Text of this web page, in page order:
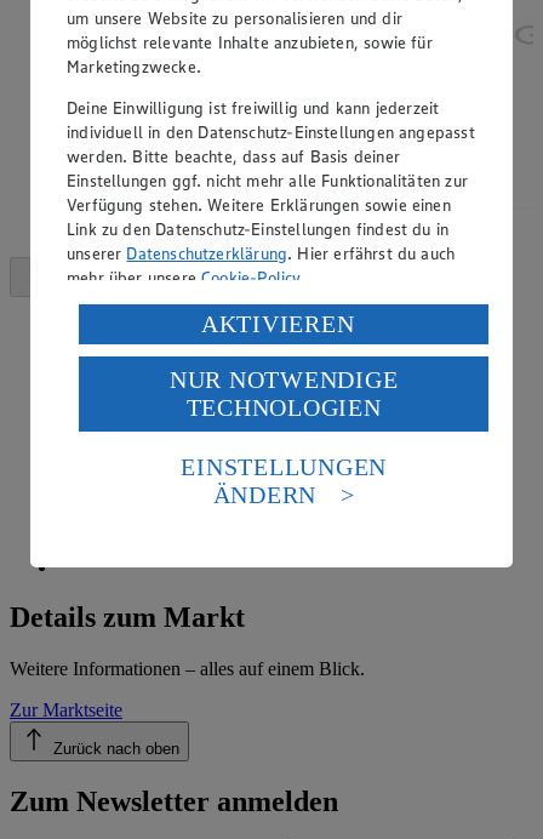
Details zum Markt
Weitere Informationen – alles auf einem Blick.
Zur Marktseite
Zurück nach oben
Zum Newsletter anmelden
um unsere Website zu personalisieren und dir
möglichst relevante Inhalte anzubieten, sowie für
Marketingzwecke.
Deine Einwilligung ist freiwillig und kann jederzeit
individuell in den Datenschutz-Einstellungen angepasst
werden. Bitte beachte, dass auf Basis deiner
Einstellungen ggf. nicht mehr alle Funktionalitäten zur
Verfügung stehen. Weitere Erklärungen sowie einen
Link zu den Datenschutz-Einstellungen findest du in
unserer Datenschutzerklärung. Hier erfährst du auch
mehr über unsereCookie-Policy.
Verarbeitung deiner personenbezogenen Daten in den
USA durch Facebook und YouTube:
Wenn du auf „Aktivieren“ klickst, willigst du im Sinne
des Art. 49 Abs. 1 Satz 1 lit. a) DSGVO ein, dass deine
Daten in den USA verarbeitet werden. Der EuGH sieht
die USA als Land mit einem nach europäischen
Standards nicht angemessenen Datenschutzniveau an.
Es besteht das Risiko eines Zugriffs durch US-
Informationen zum Herausgeber der Seite findest du
AKTIVIEREN
NUR NOTWENDIGE
TECHNOLOGIEN
EINSTELLUNGEN
ÄNDERN